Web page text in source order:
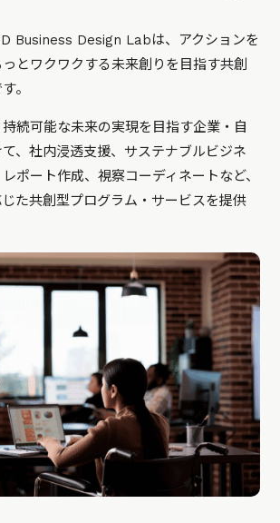
Business Design Labは、アクションを
とワクワクする未来創りを目指す共創
。
続可能な未来の実現を目指す企業・自
、社内浸透支援、サステナブルビジネ
ポート作成、視察コーディネートなど、
た共創型プログラム・サービスを提供